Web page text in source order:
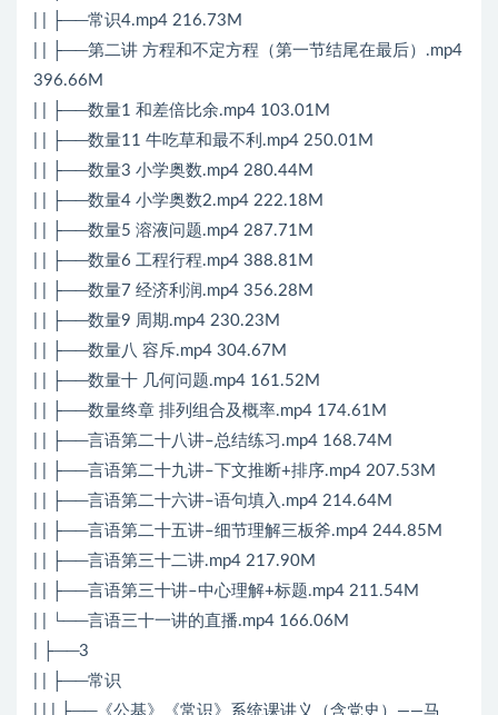
| | ├──常识4.mp4 216.73M
| | ├──第二讲 方程和不定方程（第一节结尾在最后）.mp4
396.66M
| | ├──数量1 和差倍比余.mp4 103.01M
| | ├──数量11 牛吃草和最不利.mp4 250.01M
| | ├──数量3 小学奥数.mp4 280.44M
| | ├──数量4 小学奥数2.mp4 222.18M
| | ├──数量5 溶液问题.mp4 287.71M
| | ├──数量6 工程行程.mp4 388.81M
| | ├──数量7 经济利润.mp4 356.28M
| | ├──数量9 周期.mp4 230.23M
| | ├──数量八 容斥.mp4 304.67M
| | ├──数量十 几何问题.mp4 161.52M
| | ├──数量终章 排列组合及概率.mp4 174.61M
| | ├──言语第二十八讲–总结练习.mp4 168.74M
| | ├──言语第二十九讲–下文推断+排序.mp4 207.53M
| | ├──言语第二十六讲–语句填入.mp4 214.64M
| | ├──言语第二十五讲–细节理解三板斧.mp4 244.85M
| | ├──言语第三十二讲.mp4 217.90M
| | ├──言语第三十讲–中心理解+标题.mp4 211.54M
| | └──言语三十一讲的直播.mp4 166.06M
| ├──3
| | ├──常识
| | | ├──《公基》《常识》系统课讲义（含党史）——马